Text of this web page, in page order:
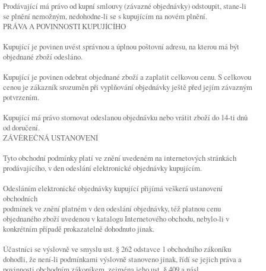
Prodávající má právo od kupní smlouvy (závazné objednávky) odstoupit, stane-li
se plnění nemožným, nedohodne-li se s kupujícím na novém plnění.
PRÁVA A POVINNOSTI KUPUJÍCÍHO
Kupující je povinen uvést správnou a úplnou poštovní adresu, na kterou má být
objednané zboží odesláno.
Kupující je povinen odebrat objednané zboží a zaplatit celkovou cenu. S celkovou
cenou je zákazník srozuměn při vyplňování objednávky ještě před jejím závazným
potvrzením.
Kupující má právo stornovat odeslanou objednávku nebo vrátit zboží do 14-ti dnů
od doručení.
ZÁVĚREČNÁ USTANOVENÍ
Tyto obchodní podmínky platí ve znění uvedeném na internetových stránkách
prodávajícího, v den odeslání elektronické objednávky kupujícím.
Odesláním elektronické objednávky kupující přijímá veškerá ustanovení
obchodních
podmínek ve znění platném v den odeslání objednávky, též platnou cenu
objednaného zboží uvedenou v katalogu Internetového obchodu, nebylo-li v
konkrétním případě prokazatelně dohodnuto jinak.
Účastníci se výslovně ve smyslu ust. § 262 odstavce 1 obchodního zákoníku
dohodli, že není-li podmínkami výslovně stanoveno jinak, řídí se jejich práva a